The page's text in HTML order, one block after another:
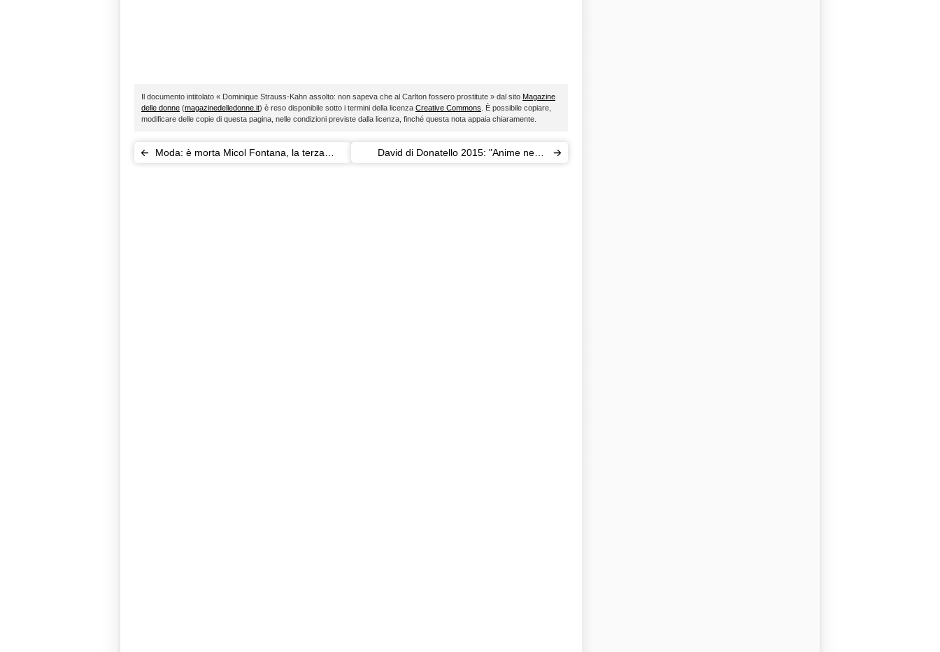
Il documento intitolato « Dominique Strauss-Kahn assolto: non sapeva che al Carlton fossero prostitute » dal sito Magazine
delle donne (magazinedelledonne.it) è reso disponibile sotto i termini della licenza Creative Commons . È possibile copiare,
modificare delle copie di questa pagina, nelle condizioni previste dalla licenza, finché questa nota appaia chiaramente.
Moda: è morta Micol Fontana, la terza
David di Donatello 2015: "Anime nere"